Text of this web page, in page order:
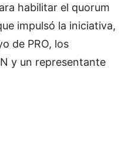
habilitar el quorum
impulsó la iniciativa,
de PRO, los
y un representante